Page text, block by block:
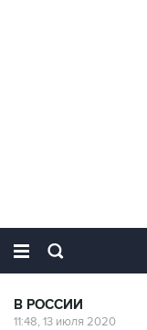
В РОССИИ
11:48, 13 июля 2020